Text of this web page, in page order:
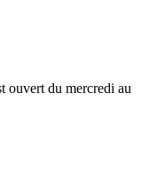
ouvert du mercredi au